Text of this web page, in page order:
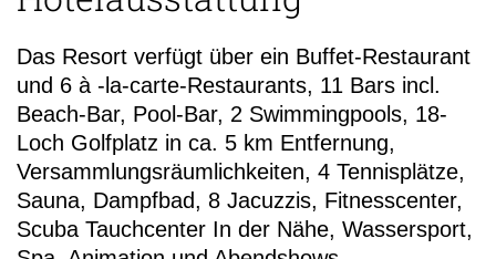
Das Resort verfügt über ein Buffet-Restaurant
und 6 à -la-carte-Restaurants, 11 Bars incl.
Beach-Bar, Pool-Bar, 2 Swimmingpools, 18-
Loch Golfplatz in ca. 5 km Entfernung,
Versammlungsräumlichkeiten, 4 Tennisplätze,
Sauna, Dampfbad, 8 Jacuzzis, Fitnesscenter,
Scuba Tauchcenter In der Nähe, Wassersport,